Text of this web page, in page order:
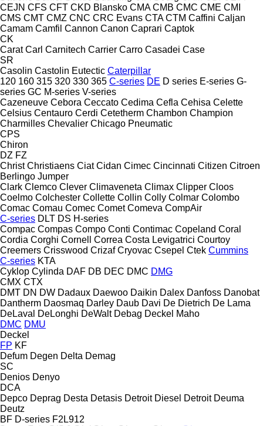
CEJN CFS CFT CKD Blansko CMA CMB CMC CME CMI
CMS CMT CMZ CNC CRC Evans CTA CTM Caffini Caljan
Camam Camfil Cannon Canon Caprari Captok
CK
Carat Carl Carnitech Carrier Carro Casadei Case
SR
Casolin Castolin Eutectic Caterpillar
120 160 315 320 330 365 C-series DE D series E-series G-
series GC M-series V-series
Cazeneuve Cebora Ceccato Cedima Cefla Cehisa Celette
Celsius Centauro Cerdi Cetetherm Chambon Champion
Charmilles Chevalier Chicago Pneumatic
CPS
Chiron
DZ FZ
Christ Christiaens Ciat Cidan Cimec Cincinnati Citizen Citroen
Berlingo Jumper
Clark Clemco Clever Climaveneta Climax Clipper Cloos
Coelmo Colchester Collette Collin Colly Colmar Colombo
Comac Comau Comec Comet Comeva CompAir
C-series DLT DS H-series
Compac Compas Compo Conti Contimac Copeland Coral
Cordia Corghi Cornell Correa Costa Levigatrici Courtoy
Creemers Crisswood Crizaf Cryovac Csepel Ctek Cummins
C-series KTA
Cyklop Cylinda DAF DB DEC DMC DMG
CMX CTX
DMT DN DW Dadaux Daewoo Daikin Dalex Danfoss Danobat
Dantherm Daosmaq Darley Daub Davi De Dietrich De Lama
DeLaval
DeLonghi DeWalt Debag Deckel Maho
DMC DMU
Deckel
FP KF
Defum Degen Delta Demag
SC
Denios Denyo
DCA
Depco Deprag Desta Detasis Detroit Diesel Detroit Deuma
Deutz
BF D-series F2L912